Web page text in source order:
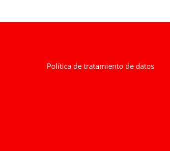
Política de tratamiento de datos